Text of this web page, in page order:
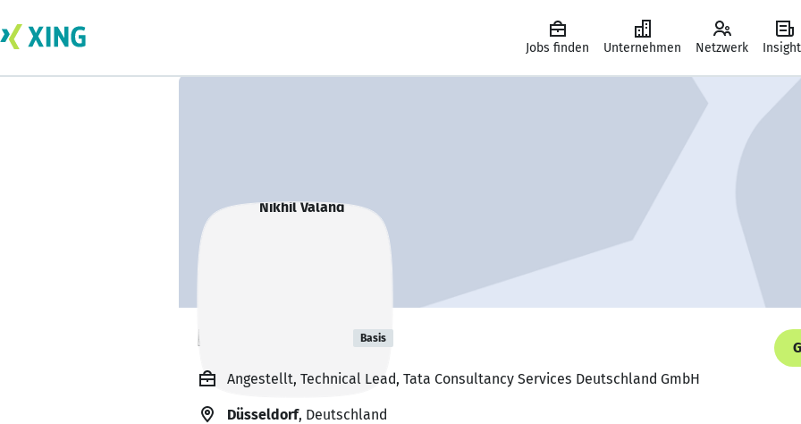
Jobs finden Unternehmen Netzwerk
Nikhil Valand Basis
Angestellt, Technical Lead, Tata Consultancy Services Deutschland GmbH
Düsseldorf, Deutschland